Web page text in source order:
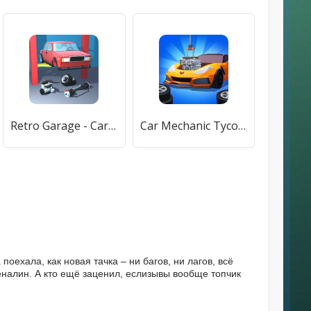
Retro Garage - Car Mechanic [МОД Много денег] APK Android Car Mechanic Tycoon (Кар Механик Тайкун) [МОД Все открыто] APK Android
как новая тачка – ни багов, ни лагов, всё
А кто ещё заценил, еслизывы вообще топчик